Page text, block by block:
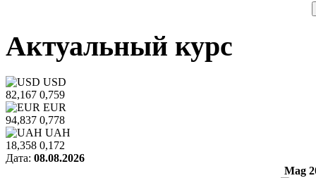
Актуальный курс
USD
82,167 0,759
EUR
94,837 0,778
UAH
18,358 0,172
Дата: 08.08.2026
Mag